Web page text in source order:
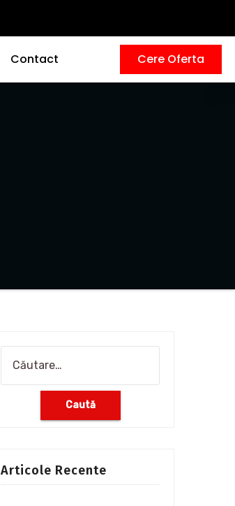
Contact Cere Oferta
Articole Recente